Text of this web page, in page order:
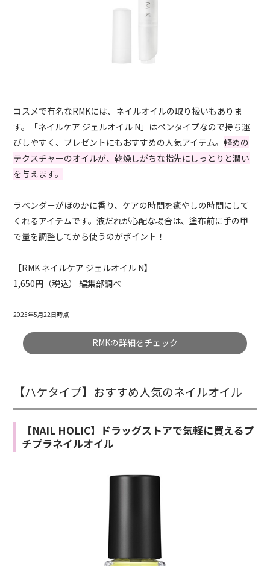
コスメで有名なRMKには、ネイルオイルの取り扱いもありま
す。「ネイルケア ジェルオイル N」はペンタイプなので持ち運
びしやすく、プレゼントにもおすすめの人気アイテム。軽めの
テクスチャーのオイルが、乾燥しがちな指先にしっとりと潤い
を与えます。
ラベンダーがほのかに香り、ケアの時間を癒やしの時間にして
くれるアイテムです。液だれが心配な場合は、塗布前に手の甲
で量を調整してから使うのがポイント！
【RMK ネイルケア ジェルオイル N】
1,650円（税込） 編集部調べ
2025年5月22日時点
RMKの詳細をチェック
【ハケタイプ】おすすめ人気のネイルオイル
【NAIL HOLIC】ドラッグストアで気軽に買えるプ
チプラネイルオイル